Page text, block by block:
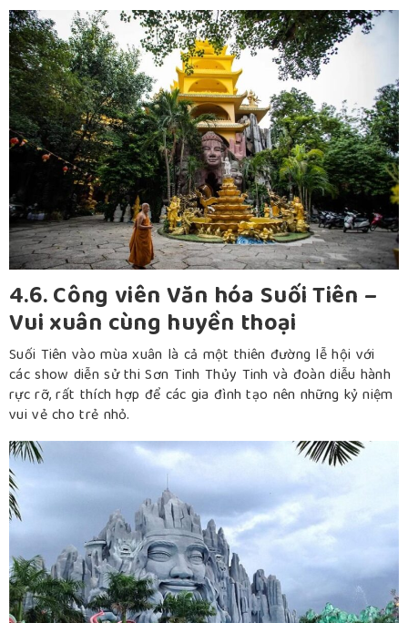
4.6. Công viên Văn hóa Suối Tiên –
Vui xuân cùng huyền thoại
Suối Tiên vào mùa xuân là cả một thiên đường lễ hội với
các show diễn sử thi Sơn Tinh Thủy Tinh và đoàn diễu hành
rực rỡ, rất thích hợp để các gia đình tạo nên những kỷ niệm
vui vẻ cho trẻ nhỏ.